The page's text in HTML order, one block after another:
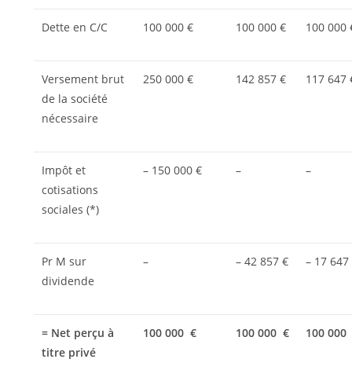
Dette en C/C 100 000 € 100 000 € 100 000
Versement brut
de la société
nécessaire
250 000 € 142 857 € 117 647
Impôt et
cotisations
sociales (*)
– 150 000 € – –
Pr M sur
dividende
– – 42 857 € – 17 647
= Net perçu à
titre privé
100 000 € 100 000 € 100 000